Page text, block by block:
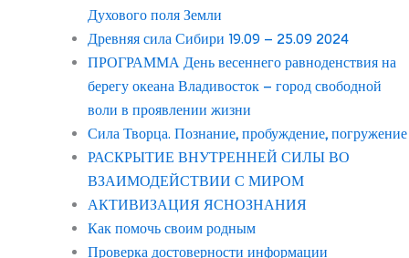
Духового поля Земли
Древняя сила Сибири 19.09 – 25.09 2024
ПРОГРАММА День весеннего равноденствия на
берегу океана Владивосток – город свободной
воли в проявлении жизни
Сила Творца. Познание, пробуждение, погружение
РАСКРЫТИЕ ВНУТРЕННЕЙ СИЛЫ ВО
ВЗАИМОДЕЙСТВИИ С МИРОМ
АКТИВИЗАЦИЯ ЯСНОЗНАНИЯ
Как помочь своим родным
Проверка достоверности информации